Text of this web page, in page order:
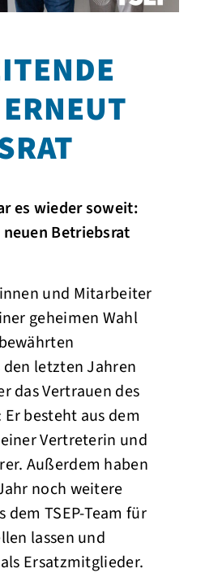
es wieder soweit:
neuen Betriebsrat
und Mitarbeiter
geheimen Wahl
letzten Jahren
das Vertrauen des
besteht aus dem
Vertreterin und
Außerdem haben
noch weitere
dem TSEP-Team für
lassen und
Ersatzmitglieder.